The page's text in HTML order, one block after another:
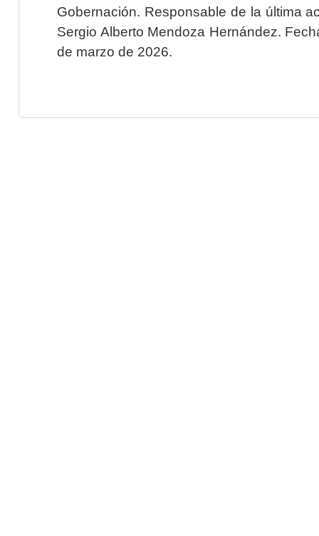
Gobernación. Responsable de la última
Sergio Alberto Mendoza Hernández.
de marzo de 2026.